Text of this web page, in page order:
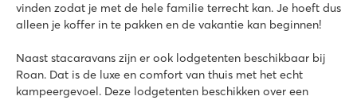
★ ★ ★ ★
Animatieprogramma voor jong en oud
Pendelbus naar het fijne strand
vinden zodat je met de hele familie terrecht kan. Je hoeft dus
alleen je koffer in te pakken en de vakantie kan beginnen!
Naast stacaravans zijn er ook lodgetenten beschikbaar bij
Roan. Dat is de luxe en comfort van thuis met het echt
kampeergevoel. Deze lodgetenten beschikken over een